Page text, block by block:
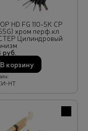
HD FG 110-5К CP
хром перф.кл
Цилиндровый
руб.
В корзину
НТ
В